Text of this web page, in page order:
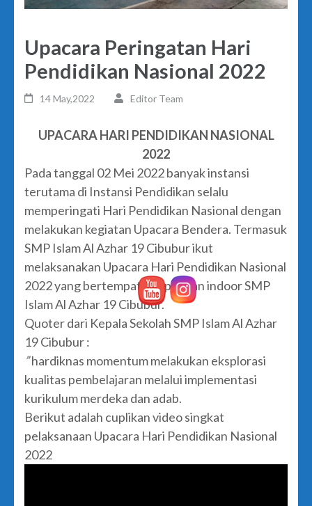
Upacara Peringatan Hari
Pendidikan Nasional 2022
14 May,2022 Editor Team
UPACARA HARI PENDIDIKAN NASIONAL
2022
Pada tanggal 02 Mei 2022 banyak instansi
terutama di Instansi Pendidikan selalu
memperingati Hari Pendidikan Nasional dengan
melakukan kegiatan Upacara Bendera. Termasuk
SMP Islam Al Azhar 19 Cibubur ikut
melaksanakan Upacara Hari Pendidikan Nasional
2022 yang bertempat di lapangan indoor SMP
Islam Al Azhar 19 Cibubur.
Quoter dari Kepala Sekolah SMP Islam Al Azhar
19 Cibubur :
”hardiknas momentum melakukan eksplorasi
kualitas pembelajaran melalui implementasi
kurikulum merdeka dan adab.
Berikut adalah cuplikan video singkat
pelaksanaan Upacara Hari Pendidikan Nasional
2022